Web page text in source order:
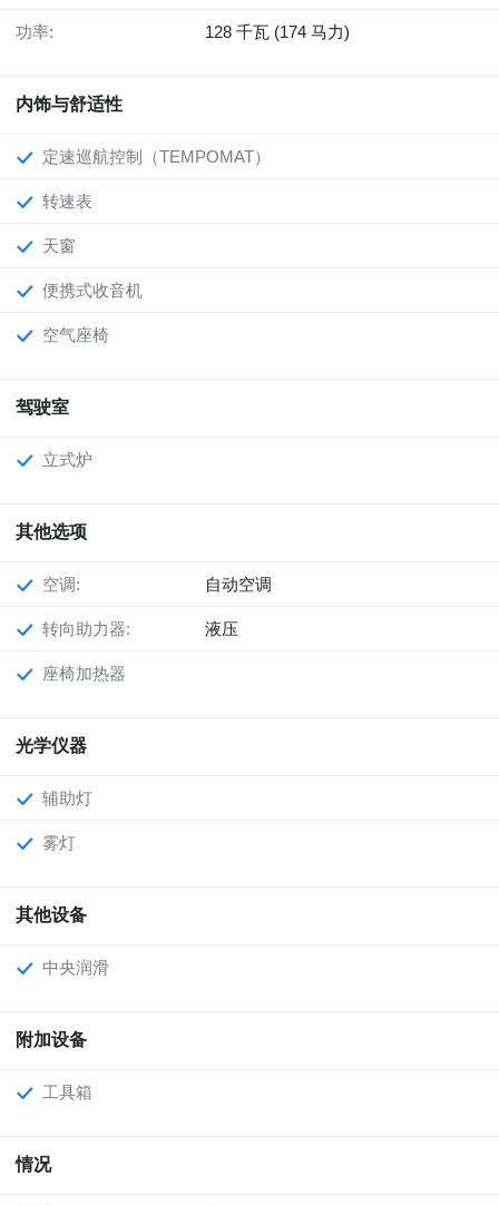
功率: 128 千瓦 (174 马力)
内饰与舒适性
定速巡航控制（TEMPOMAT）
转速表
天窗
便携式收音机
空气座椅
驾驶室
立式炉
其他选项
空调: 自动空调
转向助力器: 液压
座椅加热器
光学仪器
辅助灯
雾灯
其他设备
中央润滑
附加设备
工具箱
情况